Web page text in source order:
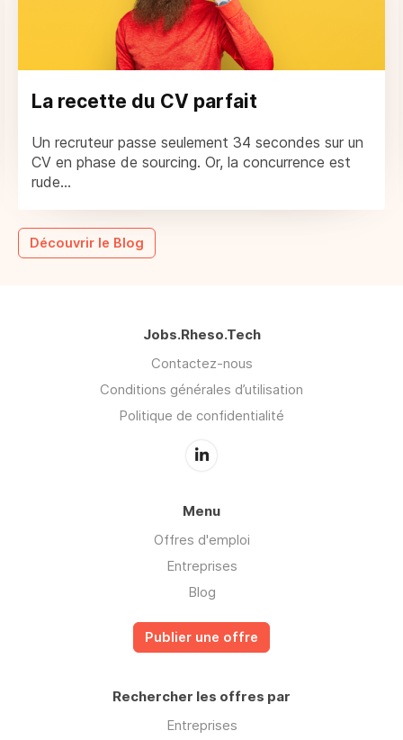
La recette du CV parfait
Un recruteur passe seulement 34 secondes sur un
CV en phase de sourcing. Or, la concurrence est
rude...
Découvrir le Blog
Jobs.Rheso.Tech
Contactez-nous
Conditions générales d’utilisation
Politique de confidentialité
Menu
Offres d'emploi
Entreprises
Blog
Publier une offre
Rechercher les offres par
Entreprises